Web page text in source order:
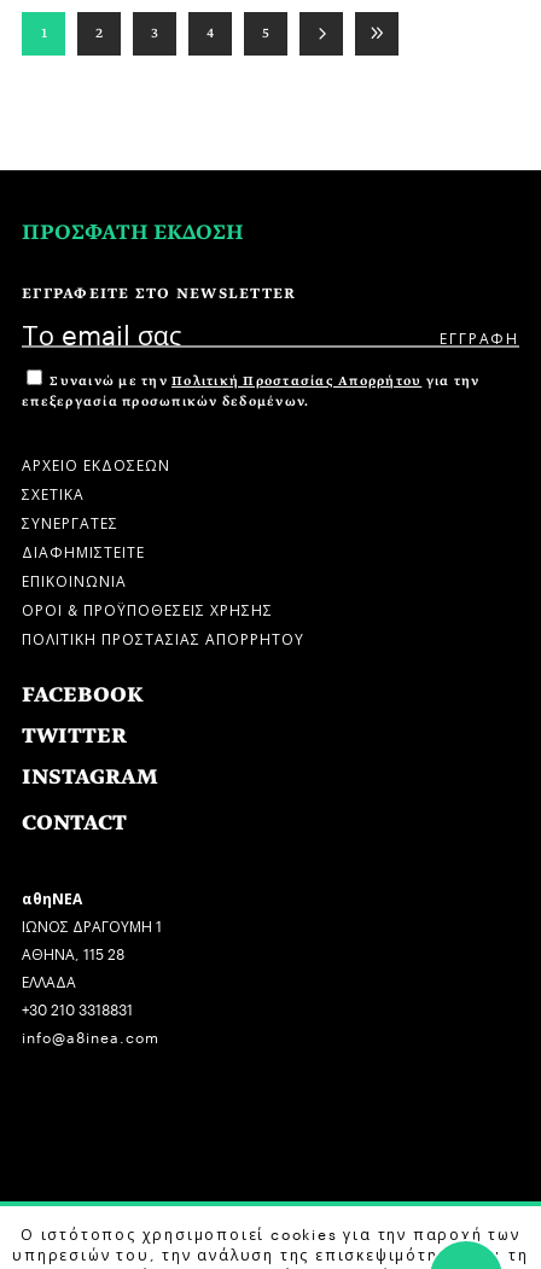
1 2 3 4 5
ΠΡΟΣΦΑΤΗ ΕΚΔΟΣΗ
ΕΓΓΡΑΦΕΙΤΕ ΣΤΟ NEWSLETTER
Συναινώ με την Πολιτική Προστασίας Απορρήτου για την
επεξεργασία προσωπικών δεδομένων.
ΑΡΧΕΙΟ ΕΚΔΟΣΕΩΝ
ΣΧΕΤΙΚΑ
ΣΥΝΕΡΓΑΤΕΣ
ΔΙΑΦΗΜΙΣΤΕΙΤΕ
ΕΠΙΚΟΙΝΩΝΙΑ
ΟΡΟΙ & ΠΡΟΫΠΟΘΕΣΕΙΣ ΧΡΗΣΗΣ
ΠΟΛΙΤΙΚΗ ΠΡΟΣΤΑΣΙΑΣ ΑΠΟΡΡΗΤΟΥ
FACEBOOK
TWITTER
INSTAGRAM
CONTACT
αθηΝΕΑ
ΙΩΝΟΣ ΔΡΑΓΟΥΜΗ 1
ΑΘΗΝΑ, 115 28
ΕΛΛΑΔΑ
+30 210 3318831
info@a8inea.com
COPYRIGHT © 2026 αθηΝΕΑ, ALL RIGHTS RESERVED.
DESIGN BY G DESIGN STUDIO. DEVELOPED BYB LABS
Ο ιστότοπος χρησιμοποιεί cookies για την παροχή των
υπηρεσιών του, την ανάλυση της επισκεψιμότητας και τη